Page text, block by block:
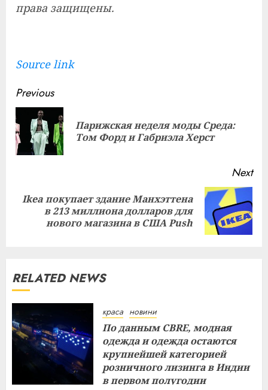
права защищены.
Source link
Continue
Reading
Previous
Парижская неделя моды Среда:
Том Форд и Габриэла Херст
Next
Next
Ikea покупает здание Манхэттена
в 213 миллиона долларов для
нового магазина в США Push
RELATED NEWS
краса новини
По данным CBRE, модная
одежда и одежда остаются
крупнейшей категорией
розничного лизинга в Индии
в первом полугодии